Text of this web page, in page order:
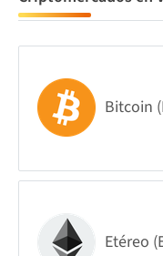
Bitcoin
Etéreo